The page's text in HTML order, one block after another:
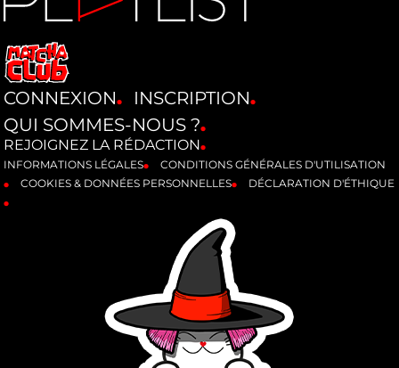
CONNEXION
INSCRIPTION
QUI SOMMES-NOUS ?
REJOIGNEZ LA RÉDACTION
INFORMATIONS LÉGALES
CONDITIONS GÉNÉRALES D'UTILISATION
COOKIES & DONNÉES PERSONNELLES
DÉCLARATION D'ÉTHIQUE